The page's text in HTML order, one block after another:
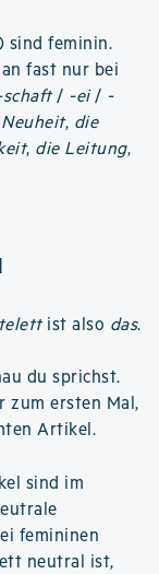
sind feminin.
fast nur bei
/ -ei/ -
, die
, die Leitung,
ist also das.
du sprichst.
zum ersten Mal,
Artikel.
sind im
femininen
neutral ist,